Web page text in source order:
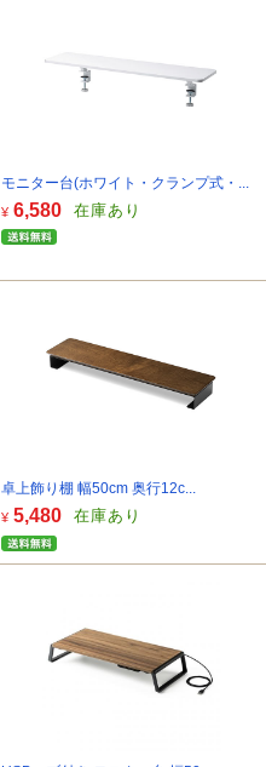
モニター台(ホワイト・クランプ式・...
¥ 6,580 在庫あり
卓上飾り棚 幅50cm 奥行12c...
¥ 5,480 在庫あり